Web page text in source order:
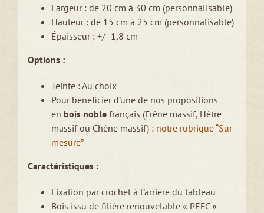
Largeur : de 20 cm à 30 cm (personnalisable)
Hauteur : de 15 cm à 25 cm (personnalisable)
Épaisseur : +/- 1,8 cm
Options :
Teinte : Au choix
Pour bénéficier d’une de nos propositions
en bois noble français (Frêne massif, Hêtre
massif ou Chêne massif) : notre rubrique “Sur-
mesure”
Caractéristiques :
Fixation par crochet à l’arrière du tableau
Bois issu de filière renouvelable « PEFC »